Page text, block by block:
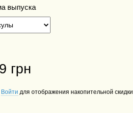
выпуска
грн
Войти для отображения накопительной скидки